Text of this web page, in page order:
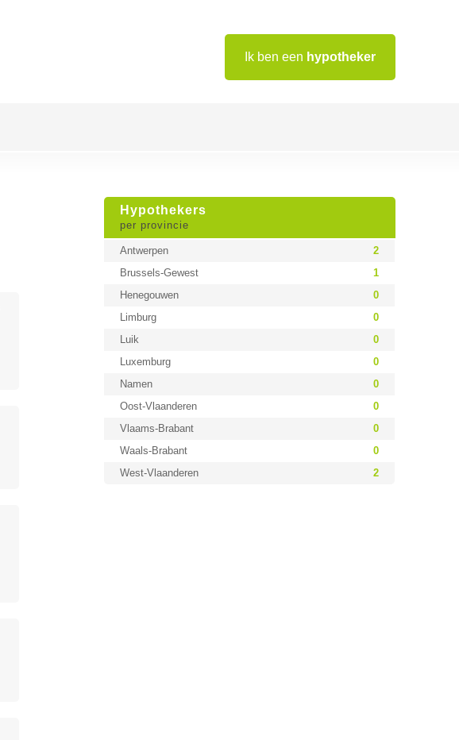
Ik ben een hypotheker
Hypothekers
per provincie
Antwerpen
2
Brussels-Gewest
1
Henegouwen
0
Limburg
0
Luik
0
Luxemburg
0
Namen
0
Oost-Vlaanderen
0
Vlaams-Brabant
0
Waals-Brabant
0
West-Vlaanderen
2